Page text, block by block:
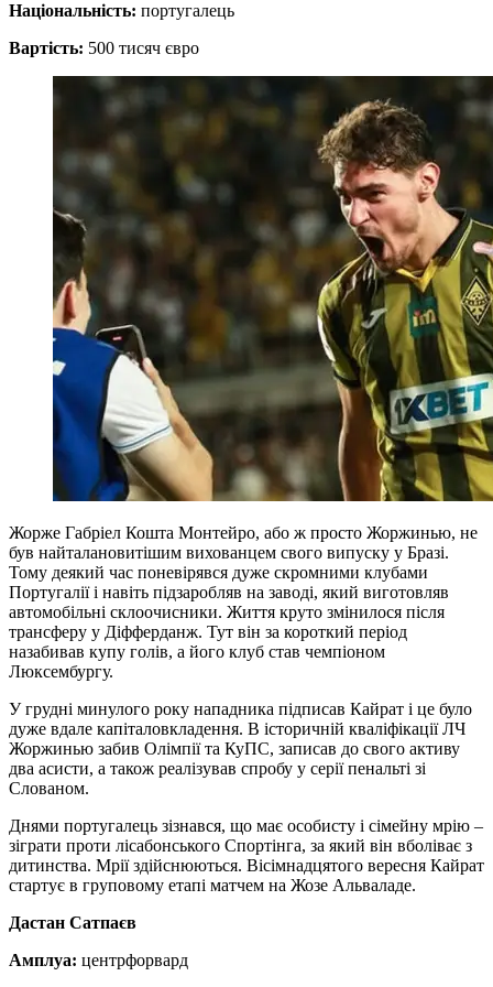
Національність: португалець
Вартість: 500 тисяч євро
Жорже Габріел Кошта Монтейро, або ж просто Жоржинью, не
був найталановитішим вихованцем свого випуску у Бразі.
Тому деякий час поневірявся дуже скромними клубами
Португалії і навіть підзаробляв на заводі, який виготовляв
автомобільні склоочисники. Життя круто змінилося після
трансферу у Діфферданж. Тут він за короткий період
назабивав купу голів, а його клуб став чемпіоном
Люксембургу.
У грудні минулого року нападника підписав Кайрат і це було
дуже вдале капіталовкладення. В історичній кваліфікації ЛЧ
Жоржинью забив Олімпії та КуПС, записав до свого активу
два асисти, а також реалізував спробу у серії пенальті зі
Слованом.
Днями португалець зізнався, що має особисту і сімейну мрію –
зіграти проти лісабонського Спортінга, за який він вболіває з
дитинства. Мрії здійснюються. Вісімнадцятого вересня Кайрат
стартує в груповому етапі матчем на Жозе Альваладе.
Дастан Сатпаєв
Амплуа: центрфорвард